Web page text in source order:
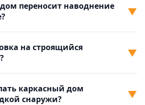
переносит наводнение
▼
на строящийся
▼
каркасный дом
снаружи?
▼